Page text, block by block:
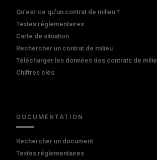
Qu'est-ce qu'un contrat de milieu ?
Textes réglementaires
Carte de situation
Rechercher un contrat de milieu
Télécharger les données des contrats de
Chiffres clés
DOCUMENTATION
Rechercher un document
Textes réglementaires